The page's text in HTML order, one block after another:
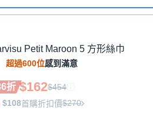
Petit Maroon 5 方形絲巾
超過600位感到滿意
折 $162$454
$108首購折扣價$270